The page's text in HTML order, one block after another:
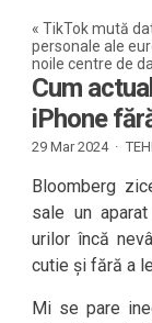
«TikTok mută
personale ale
noile centre de
Cum
iPhone
29 Mar 2024 ·
Bloomberg
sale un
urilor încă
cutie și fără a
Mi se pare